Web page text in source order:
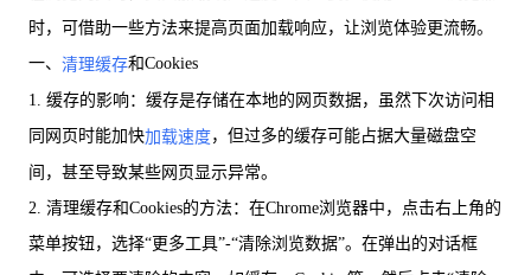
时，可借助一些方法来提高页面加载响应，让浏览体验更流畅。
一、 清理缓存和Cookies
1. 缓存的影响：缓存是存储在本地的网页数据，虽然下次访问相
同网页时能加快加载速度，但过多的缓存可能占据大量磁盘空
间，甚至导致某些网页显示异常。
2. 清理缓存和Cookies的方法：在Chrome浏览器中，点击右上角的
菜单按钮，选择“更多工具”-“清除浏览数据”。在弹出的对话框